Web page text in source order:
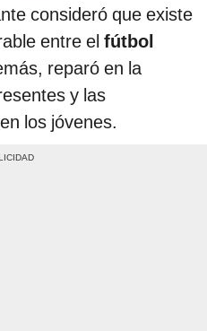
consideró que existe
entre el fútbol
reparó en la
y las
los jóvenes.